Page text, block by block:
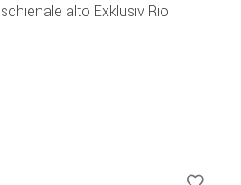
alto Exklusiv Rio